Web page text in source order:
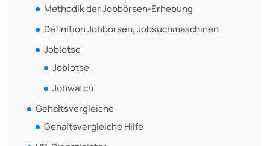
Methodik der Jobbörsen-Erhebung
Definition Jobbörsen, Jobsuchmaschinen
Joblotse
Joblotse
Jobwatch
Gehaltsvergleiche
Gehaltsvergleiche Hilfe